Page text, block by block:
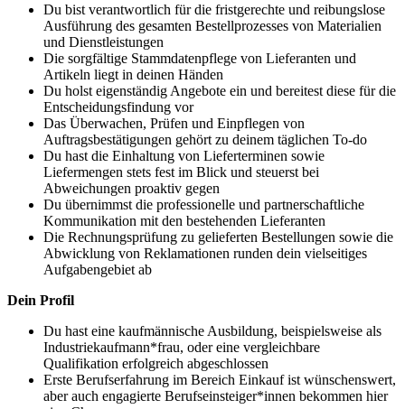
Du bist verantwortlich für die fristgerechte und reibungslose
Ausführung des gesamten Bestellprozesses von Materialien
und Dienstleistungen
Die sorgfältige Stammdatenpflege von Lieferanten und
Artikeln liegt in deinen Händen
Du holst eigenständig Angebote ein und bereitest diese für die
Entscheidungsfindung vor
Das Überwachen, Prüfen und Einpflegen von
Auftragsbestätigungen gehört zu deinem täglichen To-do
Du hast die Einhaltung von Lieferterminen sowie
Liefermengen stets fest im Blick und steuerst bei
Abweichungen proaktiv gegen
Du übernimmst die professionelle und partnerschaftliche
Kommunikation mit den bestehenden Lieferanten
Die Rechnungsprüfung zu gelieferten Bestellungen sowie die
Abwicklung von Reklamationen runden dein vielseitiges
Aufgabengebiet ab
Dein Profil
Du hast eine kaufmännische Ausbildung, beispielsweise als
Industriekaufmann*frau, oder eine vergleichbare
Qualifikation erfolgreich abgeschlossen
Erste Berufserfahrung im Bereich Einkauf ist wünschenswert,
aber auch engagierte Berufseinsteiger*innen bekommen hier